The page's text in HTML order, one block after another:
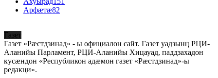
Арфæтæ82
Газет
Газет «Рæстдзинад» - ы официалон сайт. Газет уадзынц РЦИ-
Аланийы Парламент, РЦИ-Аланийы Хицауад, паддзахадон
кусæндон «Республикон адæмон газет «Рæстдзинад»-ы
редакци».